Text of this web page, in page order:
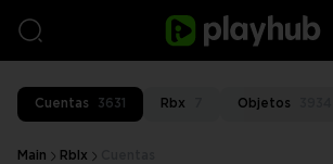
Cuentas 3631 Rbx Objetos
Main Rblx